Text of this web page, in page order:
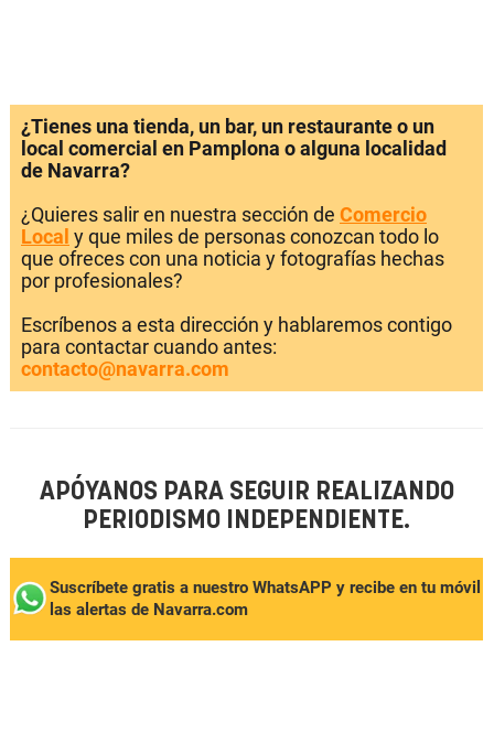
¿Tienes una tienda, un bar, un restaurante o un
local comercial en Pamplona o alguna localidad
de Navarra?
¿Quieres salir en nuestra sección de Comercio
Local y que miles de personas conozcan todo lo
que ofreces con una noticia y fotografías hechas
por profesionales?
Escríbenos a esta dirección y hablaremos contigo
para contactar cuando antes:
contacto@navarra.com
APÓYANOS PARA SEGUIR REALIZANDO
PERIODISMO INDEPENDIENTE.
Suscríbete gratis a nuestro WhatsAPP y recibe en tu móvil
las alertas de Navarra.com